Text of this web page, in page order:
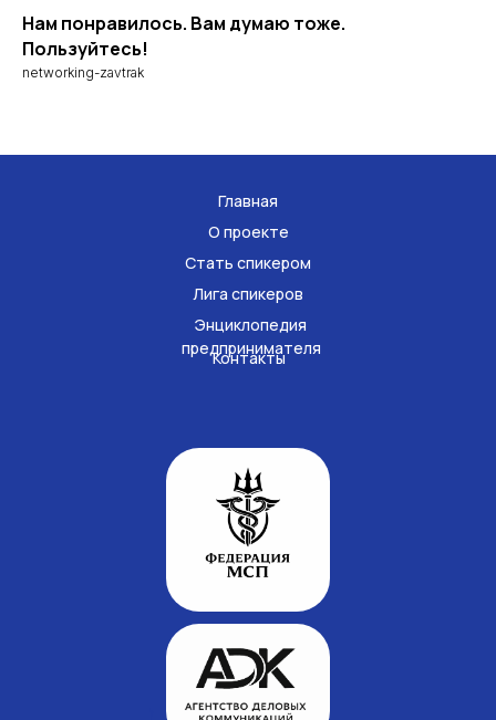
Нам понравилось. Вам думаю тоже.
Пользуйтесь!
networking-zavtrak
О проекте
Стать спикером
Лига спикеров
Энциклопедия
предпринимателя
Контакты
Главная